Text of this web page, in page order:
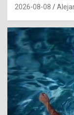
2026-08-08